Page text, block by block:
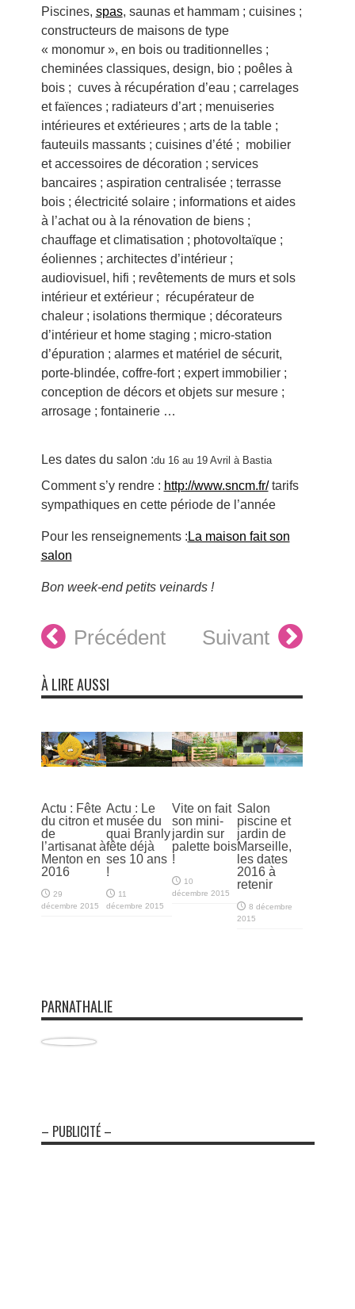
Piscines, spas, saunas et hammam ; cuisines ;
constructeurs de maisons de type
« monomur », en bois ou traditionnelles ;
cheminées classiques, design, bio ; poêles à
bois ; cuves à récupération d’eau ; carrelages
et faïences ; radiateurs d’art ; menuiseries
intérieures et extérieures ; arts de la table ;
fauteuils massants ; cuisines d’été ; mobilier
et accessoires de décoration ; services
bancaires ; aspiration centralisée ; terrasse
bois ; électricité solaire ; informations et aides
à l’achat ou à la rénovation de biens ;
chauffage et climatisation ; photovoltaïque ;
éoliennes ; architectes d’intérieur ;
audiovisuel, hifi ; revêtements de murs et sols
intérieur et extérieur ; récupérateur de
chaleur ; isolations thermique ; décorateurs
d’intérieur et home staging ; micro-station
d’épuration ; alarmes et matériel de sécurit,
porte-blindée, coffre-fort ; expert immobilier ;
conception de décors et objets sur mesure ;
arrosage ; fontainerie …
Les dates du salon :du 16 au 19 Avril à Bastia
Comment s’y rendre : http://www.sncm.fr/tarifs
sympathiques en cette période de l’année
Pour les renseignements : La maison fait son
salon
Bon week-end petits veinards !
Précédent Suivant
À LIRE AUSSI
Actu : Fête
du citron et
de
l’artisanat à
Menton en
2016
29
décembre 2015
Actu : Le
musée du
quai Branly
fête déjà
ses 10 ans
!
11
décembre 2015
Vite on fait
son mini-
jardin sur
palette bois
!
10
décembre 2015
Salon
piscine et
jardin de
Marseille,
les dates
2016 à
retenir
8 décembre
2015
PARNATHALIE
– PUBLICITÉ –